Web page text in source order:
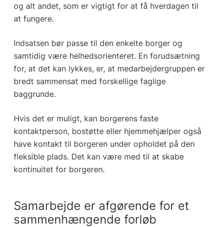
og alt andet, som er vigtigt for at få hverdagen til
at fungere.
Indsatsen bør passe til den enkelte borger og
samtidig være helhedsorienteret. En forudsætning
for, at det kan lykkes, er, at medarbejdergruppen er
bredt sammensat med forskellige faglige
baggrunde.
Hvis det er muligt, kan borgerens faste
kontaktperson, bostøtte eller hjemmehjælper også
have kontakt til borgeren under opholdet på den
fleksible plads. Det kan være med til at skabe
kontinuitet for borgeren.
Samarbejde er afgørende for et
sammenhængende forløb